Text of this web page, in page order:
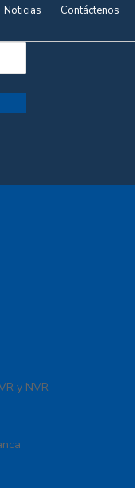
Noticias
Contáctenos
y NVR